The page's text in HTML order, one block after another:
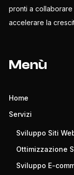
pronti a
accelerare la
Menù
Home
Servizi
Sviluppo Siti
Ottimizzazione
Sviluppo E-